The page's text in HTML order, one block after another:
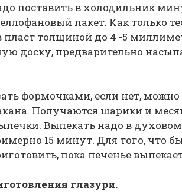
поставить в холодильник
пакет. Как только
пласт толщиной до 4 -5
доску, предварительно
формочками, если нет,
Получаются шарики и
Выпекать надо в
15 минут. Для того, что
пока печенье
глазури.